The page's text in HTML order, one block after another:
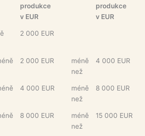
produkce
v EUR
produkce
v EUR
2 000 EUR
2 000 EUR
méně
než
4 000 EUR
4 000 EUR
méně
než
8 000 EUR
8 000 EUR
méně
než
15 000 EUR